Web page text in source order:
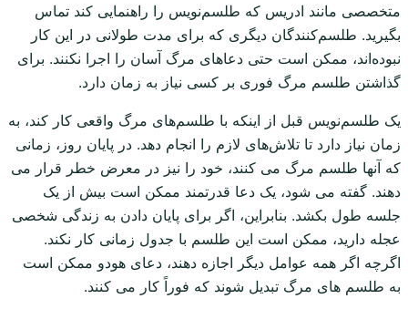
متخصصی مانند ادریس که طلسم‌نویس را راهنمایی کند تماس
بگیرید. طلسم‌کنندگان دیگری که برای مدت طولانی در این کار
نبوده‌اند، ممکن است حتی دعاهای مرگ آسان را اجرا نکنند. برای
گذاشتن طلسم مرگ فوری بر کسی نیاز به زمان دارد.
یک طلسم‌نویس قبل از اینکه با طلسم‌های مرگ واقعی کار کند، به
زمان نیاز دارد تا تلاش‌های لازم را انجام دهد. در پایان روز، زمانی
که آنها طلسم مرگ می کنند، خود را نیز در معرض خطر قرار می
دهند. گفته می شود، یک دعا قدرتمند ممکن است بیش از یک
جلسه طول بکشد. بنابراین، اگر برای پایان دادن به زندگی شخصی
عجله دارید، ممکن است این طلسم با جدول زمانی کار نکند.
اگرچه اگر همه عوامل دیگر اجازه دهند، دعای هودو ممکن است
به طلسم های مرگ تبدیل شوند که فوراً کار می کنند.